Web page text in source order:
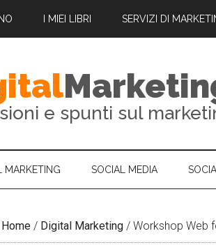
I MIEI LIBRI SERVIZI DI
e spunti sul
MARKETING SOCIAL MEDIA
Home / Digital Marketing / Workshop Web